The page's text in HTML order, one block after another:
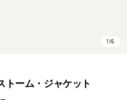
トーム・ジャケット